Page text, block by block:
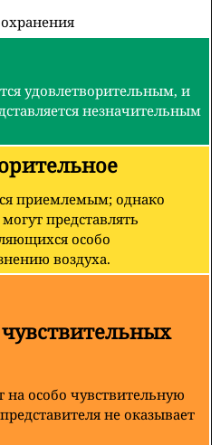
удовлетворительным, и
незначительным
приемлемым; однако
представлять
особо
воздуха.
особо чувствительную
не оказывает